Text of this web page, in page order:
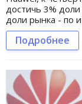
достичь 3%
доли рынка - по
Подробнее